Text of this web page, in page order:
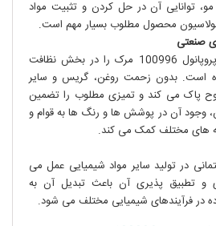
توانایی آن در حل کردن و تثبیت مواد
محصول مطلوب بسیار مهم است.
صنعتی
قدرت حلال آن، 1-پروپانول 100996 مرک را در بخش نظافت
است. بدون زحمت روغن، گریس و سایر
پاک می کند و تمیزی مطلوب را تضمین
وجود آن در پوشش ها و رنگ ها به قوام و
های مختلف کمک می کند.
در تولید سایر مواد شیمیایی عمل می
و تطبیق پذیری آن باعث تبدیل آن به
در فرآیندهای شیمیایی مختلف می شود.